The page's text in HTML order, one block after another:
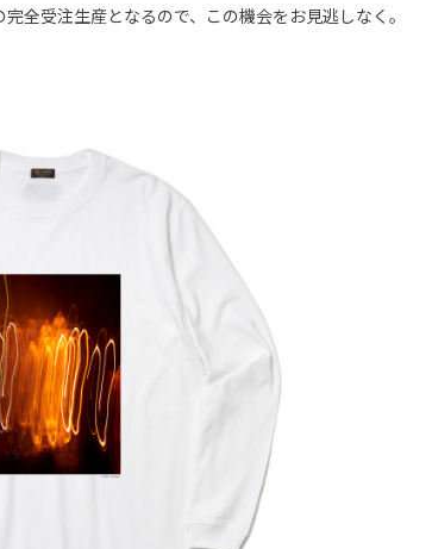
全受注生産となるので、この機会をお見逃しなく。